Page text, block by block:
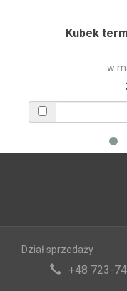
Kubek
w
Dział sprzedaży
+48 723-